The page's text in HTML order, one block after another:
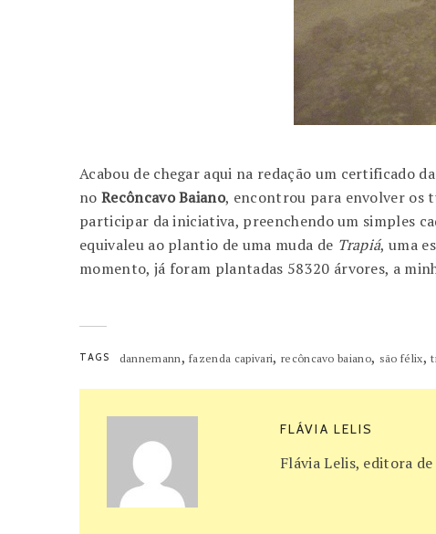
Acabou de chegar aqui na redação um certificado
no Recôncavo Baiano, encontrou para envolver os
participar da iniciativa, preenchendo um simples
equivaleu ao plantio de uma muda de Trapiá, uma
momento, já foram plantadas 58320 árvores, a
TAGS dannemann,fazenda capivari, recôncavo baiano, são félix,
FLÁVIA LELIS
Flávia Lelis, editora